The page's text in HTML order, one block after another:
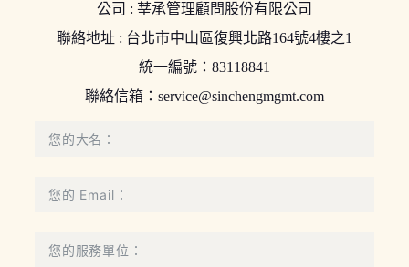
公司 : 莘承管理顧問股份有限公司
聯絡地址 : 台北市中山區復興北路164號4樓之1
統一編號：83118841
聯絡信箱： service@sinchengmgmt.com